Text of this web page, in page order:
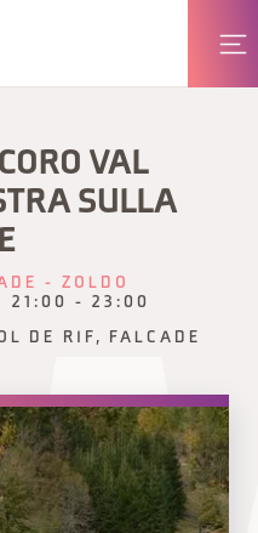
VAL
SULLA
- ZOLDO
21:00 - 23:00
DE RIF, FALCADE